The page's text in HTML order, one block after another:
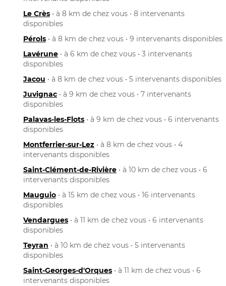
Le Crès • à 8 km de chez vous • 8 intervenants
disponibles
Pérols • à 8 km de chez vous • 9 intervenants disponibles
Lavérune • à 6 km de chez vous • 3 intervenants
disponibles
Jacou • à 8 km de chez vous • 5 intervenants disponibles
Juvignac • à 9 km de chez vous • 7 intervenants
disponibles
Palavas-les-Flots • à 9 km de chez vous • 6 intervenants
disponibles
Montferrier-sur-Lez • à 8 km de chez vous • 4
intervenants disponibles
Saint-Clément-de-Rivière • à 10 km de chez vous • 6
intervenants disponibles
Mauguio • à 15 km de chez vous • 16 intervenants
disponibles
Vendargues • à 11 km de chez vous • 6 intervenants
disponibles
Teyran • à 10 km de chez vous • 5 intervenants
disponibles
Saint-Georges-d'Orques • à 11 km de chez vous • 6
intervenants disponibles